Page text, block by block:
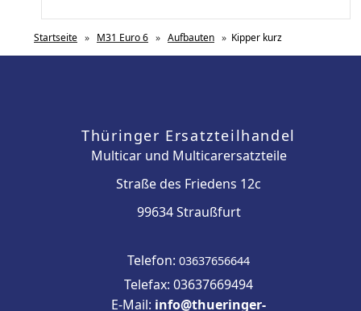
Startseite » M31 Euro 6 » Aufbauten » Kipper kurz
Thüringer Ersatzteilhandel
Multicar und Multicarersatzteile
Straße des Friedens 12c
99634 Straußfurt
Telefon: 03637656644
Telefax: 03637669494
E-Mail: info@thueringer-